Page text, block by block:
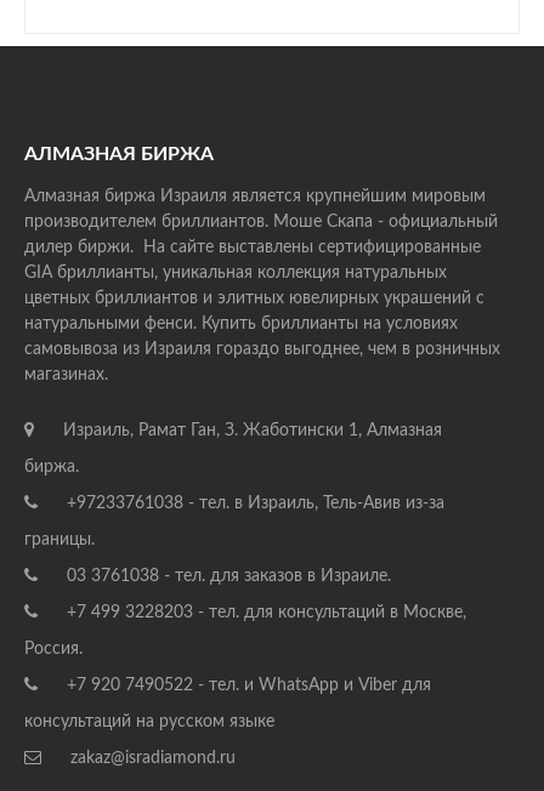
АЛМАЗНАЯ БИРЖА
Алмазная биржа Израиля является крупнейшим мировым
производителем бриллиантов. Моше Скапа - официальный
дилер биржи. На сайте выставлены сертифицированные
GIA бриллианты, уникальная коллекция натуральных
цветных бриллиантов и элитных ювелирных украшений с
натуральными фенси. Купить бриллианты на условиях
самовывоза из Израиля гораздо выгоднее, чем в розничных
магазинах.
Израиль, Рамат Ган, З. Жаботински 1, Алмазная
биржа.
+97233761038 - тел. в Израиль, Тель-Авив из-за
границы.
03 3761038 - тел. для заказов в Израиле.
+7 499 3228203 - тел. для консультаций в Москве,
Россия.
+7 920 7490522 - тел. и WhatsApp и Viber для
консультаций на русском языке
zakaz@isradiamond.ru